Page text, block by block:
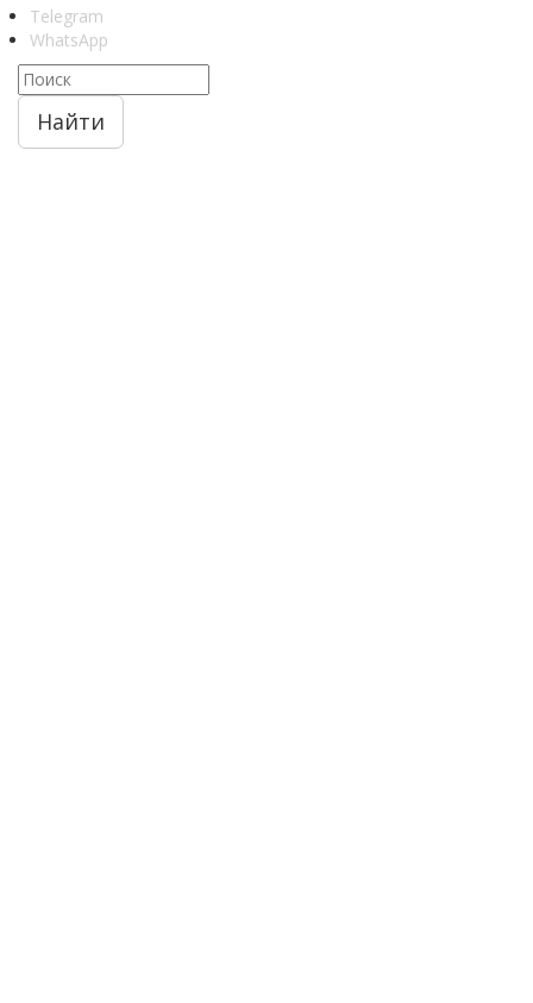
Telegram
WhatsApp
Найти